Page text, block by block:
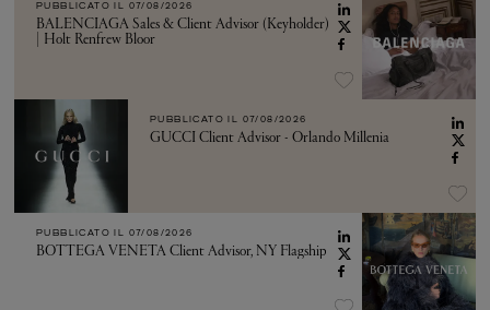
PUBBLICATO IL 07/08/2026
BALENCIAGA Sales & Client Advisor (Keyholder)
| Holt Renfrew Bloor
PUBBLICATO IL 07/08/2026
GUCCI Client Advisor - Orlando Millenia
PUBBLICATO IL 07/08/2026
BOTTEGA VENETA Client Advisor, NY Flagship